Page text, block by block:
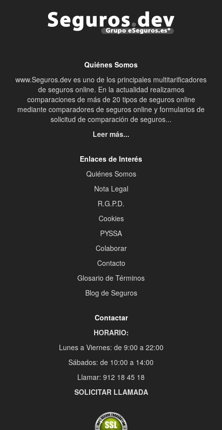
Quiénes Somos
www.Seguros.dev es uno de los principales multitarificadores
de seguros online. En la actualidad realizamos
comparaciones de más de 20 tipos de seguros online
mediante comparadores de seguros online y formularios de
solicitud de comparación de seguros...
Leer más...
Enlaces de Interés
Quiénes Somos
Nota Legal
R.G.P.D.
Cookies
PYSSA
Colaborar
Contacto
Glosario de Términos
Blog de Seguros
Contactar
HORARIO:
Lunes a Viernes: de 9:00 a 22:00
Sábados: de 10:00 a 14:00
Llamar: 912 18 45 18
SOLICITAR LLAMADA